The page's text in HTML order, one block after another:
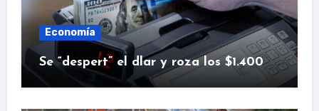
Economía
Se “despert” el dlar y roza los $1.400